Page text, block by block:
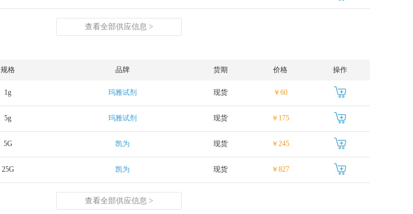
查看全部供应信息 >
规格 品牌 货期 价格 操作
1g 玛雅试剂 现货 ￥60
5g 玛雅试剂 现货 ￥175
5G 凯为 现货 ￥245
25G 凯为 现货 ￥827
查看全部供应信息 >